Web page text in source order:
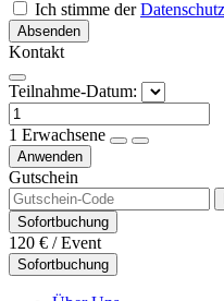
Ich stimme der
Absenden
Kontakt
Teilnahme-Datum:
1 Erwachsene
Anwenden
Gutschein
Sofortbuchung
120 € / Event
Sofortbuchung